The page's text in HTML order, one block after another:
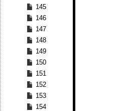
145
146
147
148
149
150
151
152
153
154